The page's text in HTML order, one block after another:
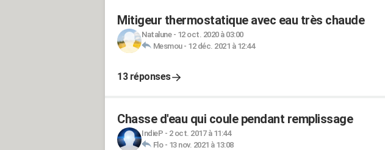
Mitigeur thermostatique avec eau très chaude
Natalune- 12 oct. 2020 à 03:00
Mesmou- 12 déc. 2021 à 12:44
13 réponses
Chasse d'eau qui coule pendant remplissage
IndieP - 2 oct. 2017 à 11:44
Flo- 13 nov. 2021 à 13:08